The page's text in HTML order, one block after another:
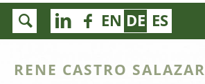
EN DE ES
RENE CASTRO SALAZAR